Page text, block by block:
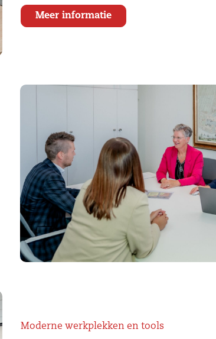
Meer informatie
Moderne werkplekken en tools